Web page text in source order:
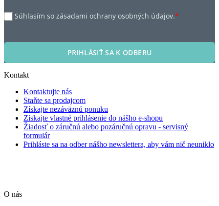
Súhlasím so zásadami ochrany osobných údajov.*
PRIHLÁSIŤ SA K ODBERU
Kontakt
Kontaktujte nás
Staňte sa prodajcom
Získajte nezáväznú ponuku
Získajte vlastné prihlásenie do nášho e-shopu
Žiadosť o záručnú alebo pozáručnú opravu - servisný
formulár
Prihláste sa na odber nášho newslettera, aby vám nič neuniklo
O nás